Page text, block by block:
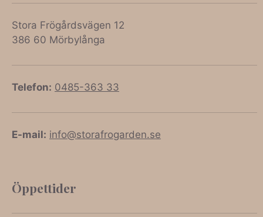
Stora Frögårdsvägen 12
386 60 Mörbylånga
Telefon: 0485-363 33
E-mail: info@storafrogarden.se
Öppettider